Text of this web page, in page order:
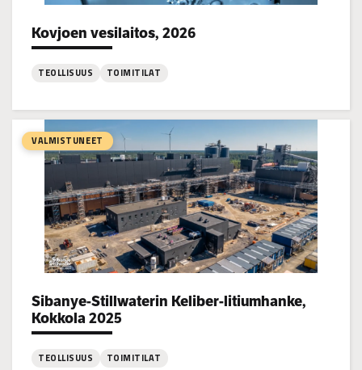
Kovjoen vesilaitos, 2026
Project types:
TEOLLISUUS TOIMITILAT
Kovjoen
vesilaitos,
2026
VALMISTUNEET
Sibanye-Stillwaterin Keliber-litiumhanke,
Kokkola 2025
Project types:
TEOLLISUUS TOIMITILAT